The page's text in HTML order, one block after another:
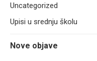
Uncategorized
Upisi u srednju školu
Nove objave